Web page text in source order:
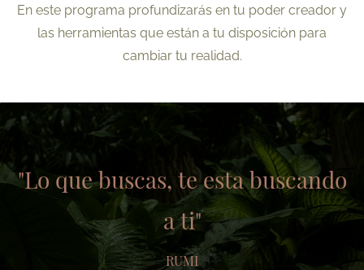
En este programa profundizarás en tu poder creador y
las herramientas que están a tu disposición para
cambiar tu realidad.
"Lo que buscas, te esta buscando
a ti"
RUMI